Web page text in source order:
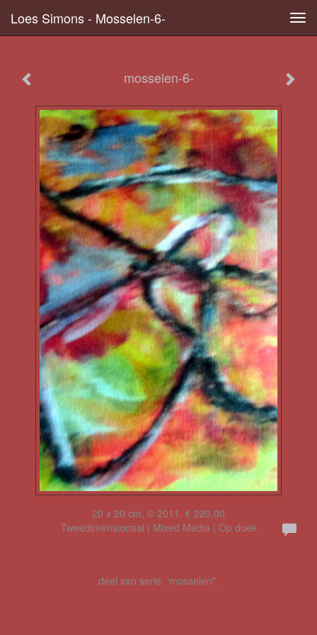
Loes Simons - Mosselen-6-
mosselen-6-
20 x 20 cm, © 2011, € 220,00
Tweedimensionaal | Mixed Media | Op doek
deel van serie: 'mosselen".